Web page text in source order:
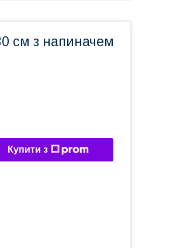
см з напиначем
Купити з